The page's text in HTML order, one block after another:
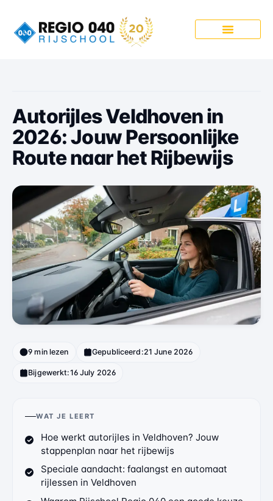
Autorijles Veldhoven in
2026: Jouw Persoonlijke
Route naar het Rijbewijs
9 min lezen Gepubliceerd:21 June 2026
Bijgewerkt:16 July 2026
WAT JE LEERT
Hoe werkt autorijles in Veldhoven? Jouw
stappenplan naar het rijbewijs
Speciale aandacht: faalangst en automaat
rijlessen in Veldhoven